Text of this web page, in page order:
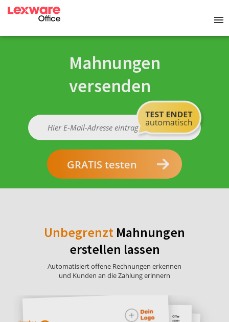
Mahnungen
versenden
GRATIS testen
Unbegrenzt Mahnungen
erstellen lassen
Automatisiert offene Rechnungen erkennen
und Kunden an die Zahlung erinnern